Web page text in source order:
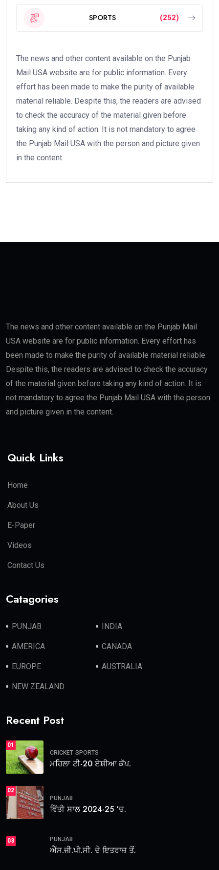
SPORTS (252)
The news and other content available on the Punjab
Mail USA website are for public information. Every
effort has been made to make the purity of available
material reliable. Despite this, the readers are advised
to check the accuracy of the material given before
taking any kind of action. It is not mandatory to agree
the Punjab Mail USA with the person and picture given
in the content.
The news and other content available on the Punjab Mail
USA website are for public information. Every effort has
been made to make the purity of available material reliable.
Despite this, the readers are advised to check the accuracy
of the material given before taking any kind of action. It is
not mandatory to agree the Punjab Mail USA with the person
and picture given in the content.
Quick Links
Home
About Us
E-Paper
Videos
Contact Us
Catagories
PUNJAB INDIA
AMERICA CANADA
EUROPE AUSTRALIA
NEW ZEALAND
Recent Post
01
CRICKET SPORTS
ਮਹਿਲਾ ਟੀ-20 ਏਸ਼ੀਆ ਕੱਪ.
02
PUNJAB
ਵਿੱਤੀ ਸਾਲ 2024-25 ‘ਚ.
03 PUNJAB
ਐੱਸ.ਜੀ.ਪੀ.ਸੀ. ਦੇ ਇਤਰਾਜ਼ ਤੋਂ.